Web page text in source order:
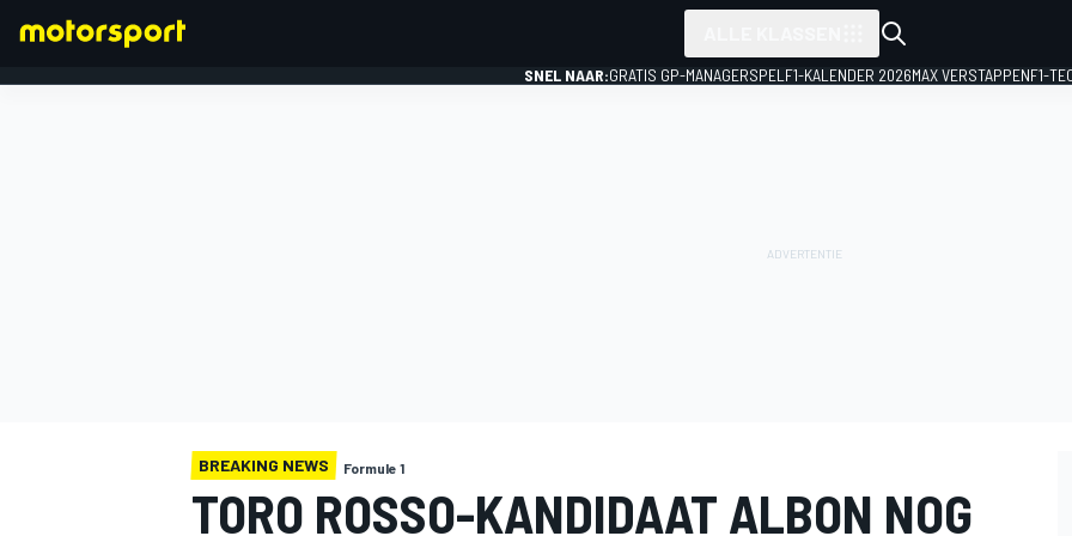
SNEL NAAR:GRATIS GP-MANAGERSPEL F1-KALENDER 2026MAX VERSTAPPENF1-
BREAKING NEWS Formule 1
TORO ROSSO-KANDIDAAT ALBON NOG